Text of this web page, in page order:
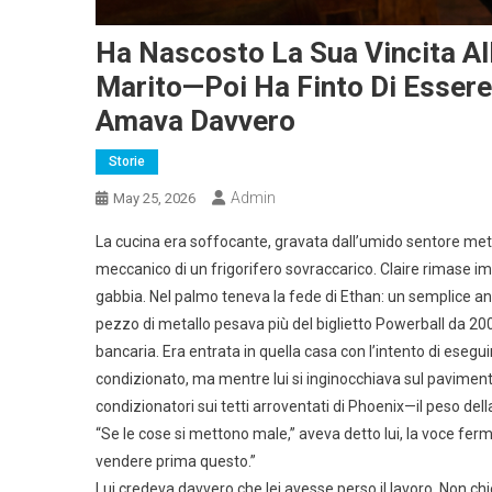
Ha Nascosto La Sua Vincita
Marito—Poi Ha Finto Di
Amava Davvero
Storie
May 25, 2026 Admin
La cucina era soffocante, gravata dall’umido sentore
meccanico di un frigorifero sovraccarico. Claire rimase
gabbia. Nel palmo teneva la fede di Ethan: un semplice
pezzo di metallo pesava più del biglietto Powerball da
bancaria. Era entrata in quella casa con l’intento di
condizionato, ma mentre lui si inginocchiava sul
condizionatori sui tetti arroventati di Phoenix—il peso
“Se le cose si mettono male,” aveva detto lui, la voce
vendere prima questo.”